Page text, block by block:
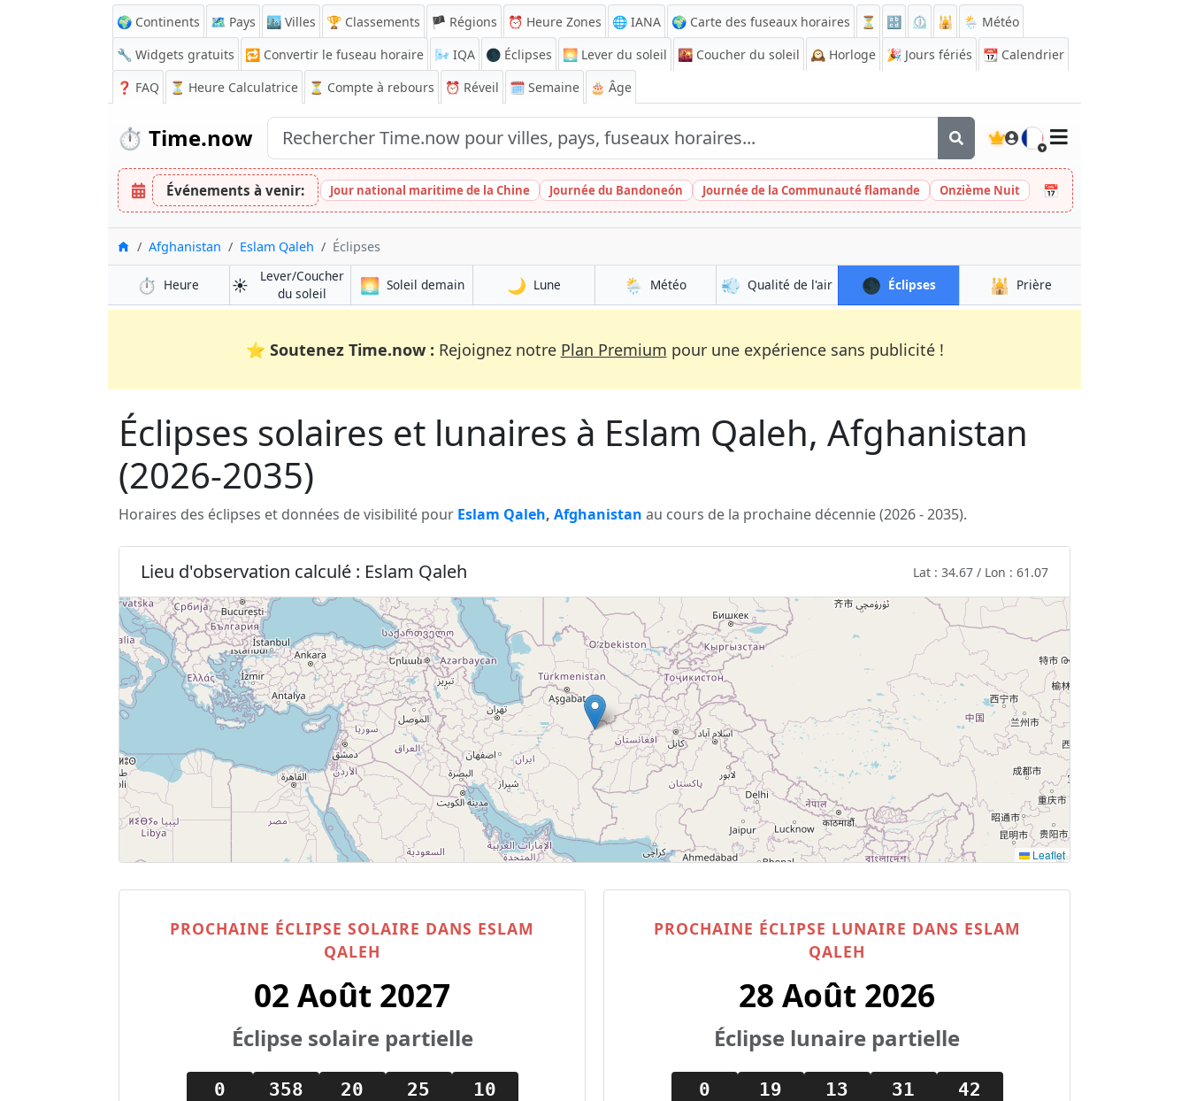
🌍 Continents 🗺️ Pays 🏙️ Villes 🏆 Classements 🏴 Régions ⏰ Heure Zones 🌐 IANA 🌍 Carte des fuseaux horaires ⏳ 🔡 ⏲️ 🕌
🌦️ Météo
🔧 Widgets gratuits
🔁 Convertir le fuseau horaire 🌬️ IQA 🌑 Éclipses 🌅 Lever du soleil 🌇 Coucher du soleil 🕰️ Horloge 🎉 Jours fériés 📆 Calendrier
❓ FAQ ⏳ Heure Calculatrice ⏳ Compte à rebours ⏰ Réveil 🗓️ Semaine 🎂 Âge
⏱️ Time.now 🇫🇷
Événements à venir: Jour national maritime de la Chine Journée du Bandoneón Journée de la Communauté flamande Onzième Nuit 📅
Accueil
Afghanistan Eslam Qaleh Éclipses
⏱️ Heure ☀️
Lever/Coucher
du soleil
🌅 Soleil demain 🌙 Lune 🌦️ Météo 💨 Qualité de l'air 🌑 Éclipses 🕌 Prière
⭐ Soutenez Time.now : Rejoignez notre Plan Premium pour une expérience sans publicité !
Éclipses solaires et lunaires à Eslam Qaleh, Afghanistan
(2026-2035)
Horaires des éclipses et données de visibilité pour Eslam Qaleh, Afghanistan au cours de la prochaine décennie (2026 - 2035).
Lieu d'observation calculé : Eslam Qaleh Lat : 34.67 / Lon : 61.07
Leaflet
PROCHAINE ÉCLIPSE SOLAIRE DANS ESLAM
QALEH
02 Août 2027
Éclipse solaire partielle
0 358 20 25 10
PROCHAINE ÉCLIPSE LUNAIRE DANS ESLAM
QALEH
28 Août 2026
Éclipse lunaire partielle
0 19 13 31 42